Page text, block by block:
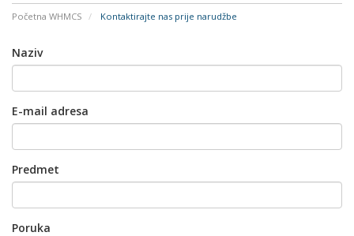
Početna WHMCS Kontaktirajte nas prije narudžbe
Naziv
E-mail adresa
Predmet
Poruka